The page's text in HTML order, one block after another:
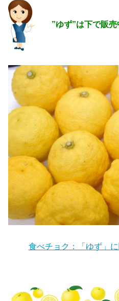
”ゆず”は下で販売
食べチョク：「ゆず」